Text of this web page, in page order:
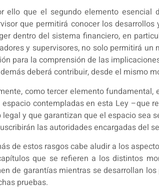
ello que el segundo elemento esencial
que permitirá conocer los
dentro del sistema financiero, en
y supervisores, no solo permitirá
para la comprensión de las
deberá contribuir, desde el mismo
como tercer elemento
contempladas en esta Ley –que
legal y que garantizan que el espacio sea
las autoridades encargadas del
de estos rasgos cabe aludir a los
que se refieren a los distintos
de garantías mientras se desarrollan
pruebas.